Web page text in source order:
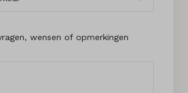
wensen of opmerkingen